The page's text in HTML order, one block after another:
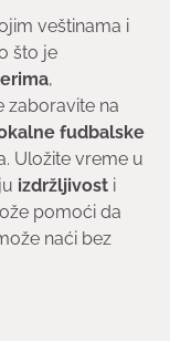
veštinama i
što je
,
zaboravite na
fudbalske
Uložite vreme u
izdržljivost i
pomoći da
naći bez